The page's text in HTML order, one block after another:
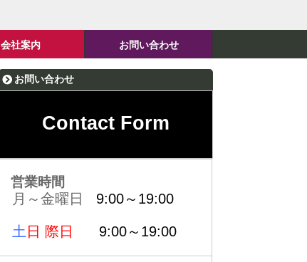
会社案内 お問い合わせ
お問い合わせ
Contact Form
営業時間
月～金曜日 9:00～19:00
土 日 際日 9:00～19:00